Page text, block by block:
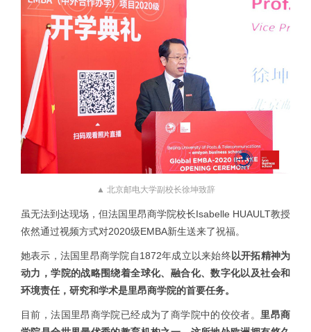
▲ 北京邮电大学副校长徐坤致辞
虽无法到达现场，但法国里昂商学院校长Isabelle HUAULT教授
依然通过视频方式对2020级EMBA新生送来了祝福。
她表示，法国里昂商学院自1872年成立以来始终 以开拓精神为
动力，学院的战略围绕着全球化、融合化、数字化以及社会和
环境责任，研究和学术是里昂商学院的首要任务。
目前，法国里昂商学院已经成为了商学院中的佼佼者。 里昂商